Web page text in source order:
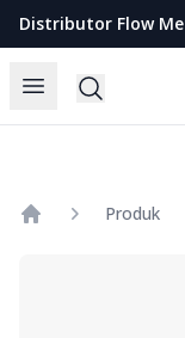
Open menu
Search
Produk